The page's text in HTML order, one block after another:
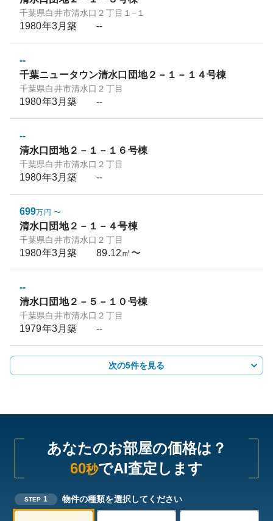
千葉県白井市清水口２丁目１−１
1980年3月築 --
--
千葉ニュータウン清水口団地２－１－１４号棟
千葉県白井市清水口２丁目
1980年3月築 --
--
清水口団地２－１－１６号棟
千葉県白井市清水口２丁目
1980年3月築 --
699万円 〜
清水口団地２－１－４号棟
千葉県白井市清水口２丁目
1980年3月築 89.12㎡〜
--
清水口団地２－５－１０号棟
千葉県白井市清水口２丁目
1979年3月築 --
次の5件を見る
あなたのお部屋の価格は？
60秒でAI査定します
STEP 1 物件の種類を選択してください